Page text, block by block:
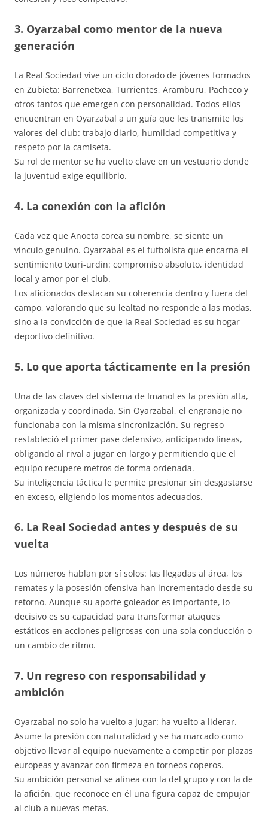
3. Oyarzabal como mentor de la nueva
generación
La Real Sociedad vive un ciclo dorado de jóvenes formados
en Zubieta: Barrenetxea, Turrientes, Aramburu, Pacheco y
otros tantos que emergen con personalidad. Todos ellos
encuentran en Oyarzabal a un guía que les transmite los
valores del club: trabajo diario, humildad competitiva y
respeto por la camiseta.
Su rol de mentor se ha vuelto clave en un vestuario donde
la juventud exige equilibrio.
4. La conexión con la afición
Cada vez que Anoeta corea su nombre, se siente un
vínculo genuino. Oyarzabal es el futbolista que encarna el
sentimiento txuri-urdin: compromiso absoluto, identidad
local y amor por el club.
Los aficionados destacan su coherencia dentro y fuera del
campo, valorando que su lealtad no responde a las modas,
sino a la convicción de que la Real Sociedad es su hogar
deportivo definitivo.
5. Lo que aporta tácticamente en la presión
Una de las claves del sistema de Imanol es la presión alta,
organizada y coordinada. Sin Oyarzabal, el engranaje no
funcionaba con la misma sincronización. Su regreso
restableció el primer pase defensivo, anticipando líneas,
obligando al rival a jugar en largo y permitiendo que el
equipo recupere metros de forma ordenada.
Su inteligencia táctica le permite presionar sin desgastarse
en exceso, eligiendo los momentos adecuados.
6. La Real Sociedad antes y después de su
vuelta
Los números hablan por sí solos: las llegadas al área, los
remates y la posesión ofensiva han incrementado desde su
retorno. Aunque su aporte goleador es importante, lo
decisivo es su capacidad para transformar ataques
estáticos en acciones peligrosas con una sola conducción o
un cambio de ritmo.
7. Un regreso con responsabilidad y
ambición
Oyarzabal no solo ha vuelto a jugar: ha vuelto a liderar.
Asume la presión con naturalidad y se ha marcado como
objetivo llevar al equipo nuevamente a competir por plazas
europeas y avanzar con firmeza en torneos coperos.
Su ambición personal se alinea con la del grupo y con la de
la afición, que reconoce en él una figura capaz de empujar
al club a nuevas metas.